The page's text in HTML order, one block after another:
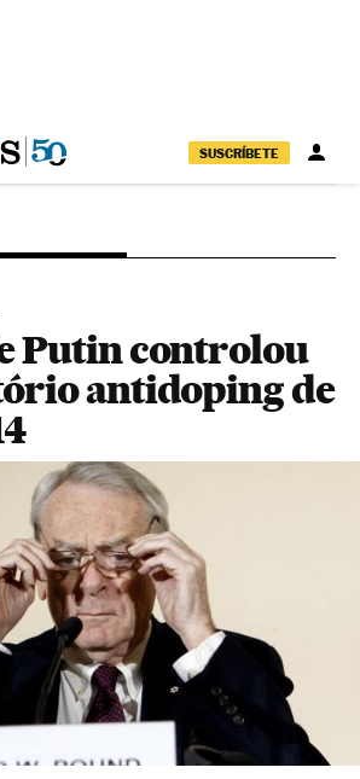
SUSCRÍBETE
Putin controlou
antidoping de